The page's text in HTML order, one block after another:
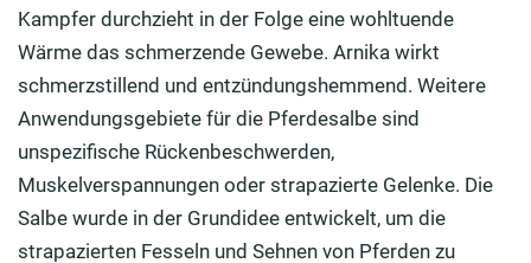
Kampfer durchzieht in der Folge eine wohltuende
Wärme das schmerzende Gewebe. Arnika wirkt
schmerzstillend und entzündungshemmend. Weitere
Anwendungsgebiete für die Pferdesalbe sind
unspezifische Rückenbeschwerden,
Muskelverspannungen oder strapazierte Gelenke. Die
Salbe wurde in der Grundidee entwickelt, um die
strapazierten Fesseln und Sehnen von Pferden zu